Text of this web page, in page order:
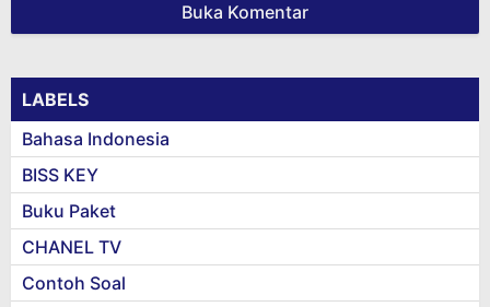
Buka Komentar
LABELS
Bahasa Indonesia
BISS KEY
Buku Paket
CHANEL TV
Contoh Soal